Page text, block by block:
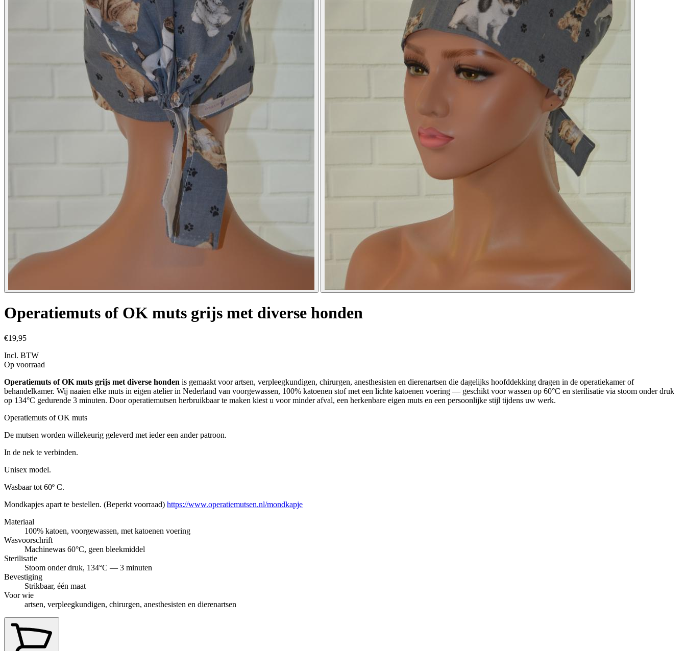
Operatiemuts of OK muts grijs met diverse honden
€19,95
Incl. BTW
Op voorraad
Operatiemuts of OK muts grijs met diverse honden is gemaakt voor artsen, verpleegkundigen, chirurgen, anesthesisten en dierenartsen die dagelijks hoofddekking dragen in de operatiekamer of
behandelkamer. Wij naaien elke muts in eigen atelier in Nederland van voorgewassen, 100% katoenen stof met een lichte katoenen voering — geschikt voor wassen op 60°C en sterilisatie via stoom onder druk
op 134°C gedurende 3 minuten. Door operatiemutsen herbruikbaar te maken kiest u voor minder afval, een herkenbare eigen muts en een persoonlijke stijl tijdens uw werk.
Operatiemuts of OK muts
De mutsen worden willekeurig geleverd met ieder een ander patroon.
In de nek te verbinden.
Unisex model.
Wasbaar tot 60º C.
Mondkapjes apart te bestellen. (Beperkt voorraad) https://www.operatiemutsen.nl/mondkapje
Materiaal
100% katoen, voorgewassen, met katoenen voering
Wasvoorschrift
Machinewas 60°C, geen bleekmiddel
Sterilisatie
Stoom onder druk, 134°C — 3 minuten
Bevestiging
Strikbaar, één maat
Voor wie
artsen, verpleegkundigen, chirurgen, anesthesisten en dierenartsen